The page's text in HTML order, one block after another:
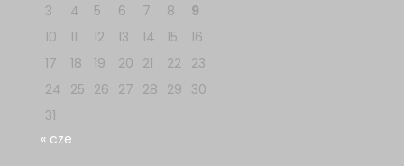
3
4 5 6 7 8
9
10
11 12 13 14 15
16
17
18 19 20 21 22
23
24 25 26 27 28 29 30
31
« cze